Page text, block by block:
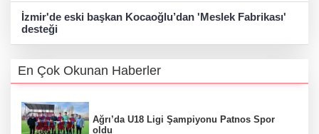
İzmir'de eski başkan Kocaoğlu’dan 'Meslek Fabrikası'
desteği
En Çok Okunan Haberler
Ağrı’da U18 Ligi Şampiyonu Patnos Spor
oldu